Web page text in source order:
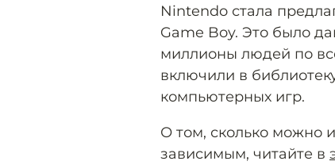
Nintendo стала
Game Boy. Это было
миллионы людей по
включили в
компьютерных игр.
О том, сколько можно
зависимым, читайте в